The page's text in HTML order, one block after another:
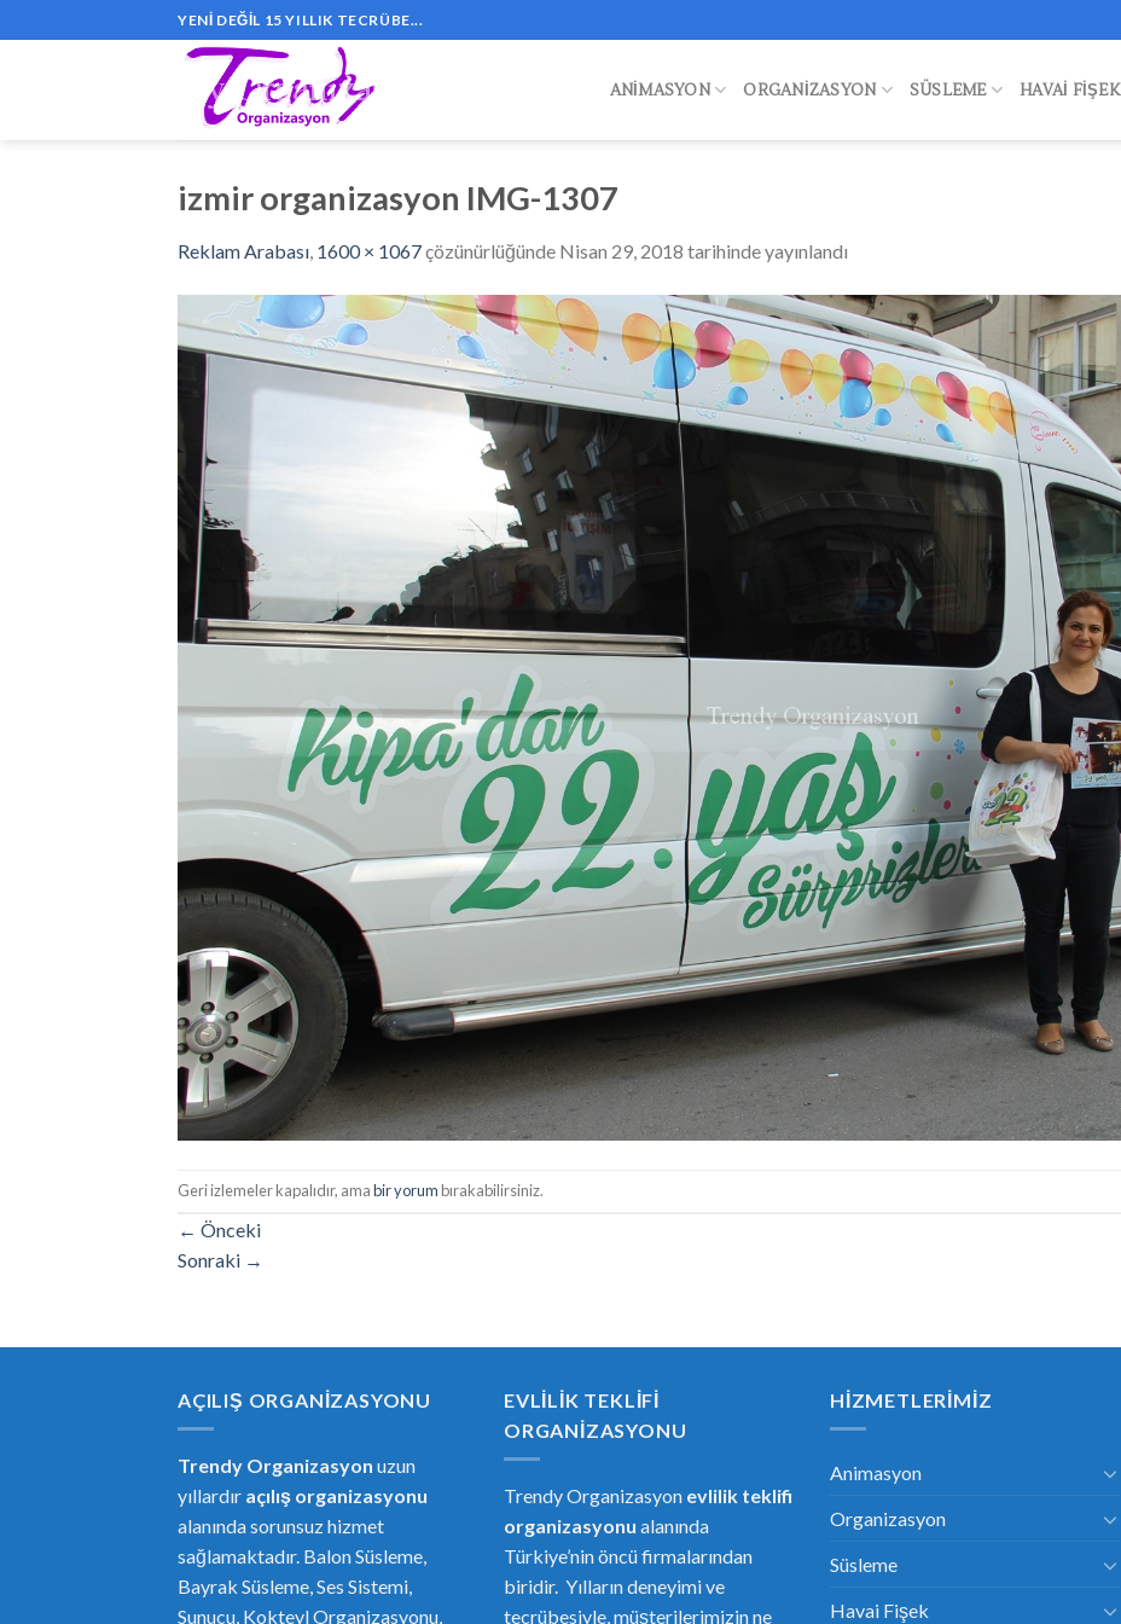
to
YENI DEĞIL 15 YILLIK TECRÜBE...
ANIMASYON ORGANIZASYON SÜSLEME HAVAI FIŞEK
izmir organizasyon IMG-1307
Reklam Arabası 1600 × 1067çözünürlüğünde Nisan 29, 2018 tarihinde yayınlandı
Geri izlemeler kapalıdır, amabir yorumbırakabilirsiniz.
← Önceki
Sonraki →
AÇILIŞ ORGANIZASYONU
Trendy Organizasyon uzun
yıllardır açılış organizasyonu
alanında sorunsuz hizmet
sağlamaktadır. Balon Süsleme,
Bayrak Süsleme, Ses Sistemi,
Sunucu, Kokteyl Organizasyonu,
EVLILIK TEKLIFI
ORGANIZASYONU
Trendy Organizasyon evlilik teklifi
organizasyonu alanında
Türkiye’nin öncü firmalarından
biridir. Yılların deneyimi ve
tecrübesiyle, müşterilerimizin ne
HIZMETLERIMIZ
Animasyon
Organizasyon
Süsleme
Havai Fişek